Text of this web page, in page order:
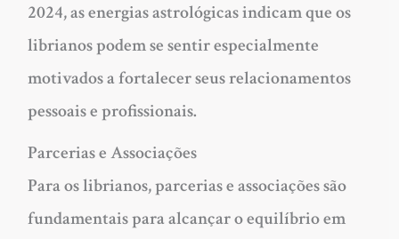
2024, as energias astrológicas indicam que os
librianos podem se sentir especialmente
motivados a fortalecer seus relacionamentos
pessoais e profissionais.
Parcerias e Associações
Para os librianos, parcerias e associações são
fundamentais para alcançar o equilíbrio em